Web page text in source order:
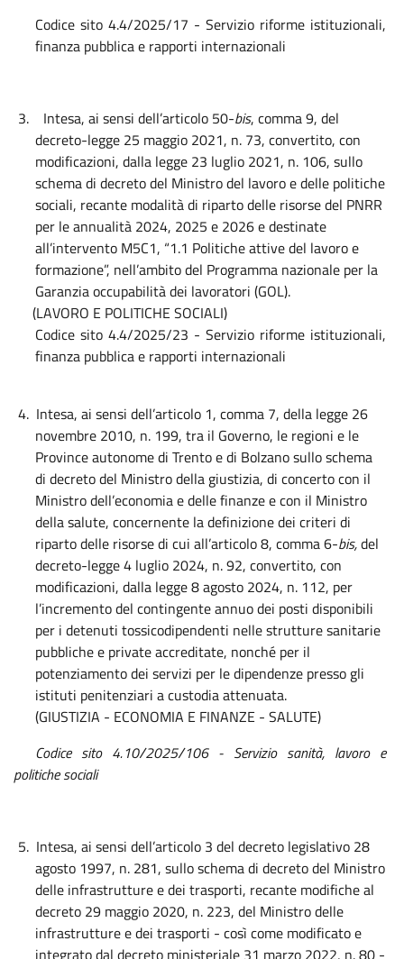
Codice sito 4.4/2025/17 - Servizio riforme istituzionali,
finanza pubblica e rapporti internazionali
3. Intesa, ai sensi dell’articolo 50-bis, comma 9, del
decreto-legge 25 maggio 2021, n. 73, convertito, con
modificazioni, dalla legge 23 luglio 2021, n. 106, sullo
schema di decreto del Ministro del lavoro e delle politiche
sociali, recante modalità di riparto delle risorse del PNRR
per le annualità 2024, 2025 e 2026 e destinate
all’intervento M5C1, “1.1 Politiche attive del lavoro e
formazione”, nell’ambito del Programma nazionale per la
Garanzia occupabilità dei lavoratori (GOL).
(LAVORO E POLITICHE SOCIALI)
Codice sito 4.4/2025/23 - Servizio riforme istituzionali,
finanza pubblica e rapporti internazionali
4. Intesa, ai sensi dell’articolo 1, comma 7, della legge 26
novembre 2010, n. 199, tra il Governo, le regioni e le
Province autonome di Trento e di Bolzano sullo schema
di decreto del Ministro della giustizia, di concerto con il
Ministro dell’economia e delle finanze e con il Ministro
della salute, concernente la definizione dei criteri di
riparto delle risorse di cui all’articolo 8, comma 6-bis,del
decreto-legge 4 luglio 2024, n. 92, convertito, con
modificazioni, dalla legge 8 agosto 2024, n. 112, per
l’incremento del contingente annuo dei posti disponibili
per i detenuti tossicodipendenti nelle strutture sanitarie
pubbliche e private accreditate, nonché per il
potenziamento dei servizi per le dipendenze presso gli
istituti penitenziari a custodia attenuata.
(GIUSTIZIA - ECONOMIA E FINANZE - SALUTE)
Codice sito 4.10/2025/106 - Servizio sanità, lavoro e
politiche sociali
5. Intesa, ai sensi dell’articolo 3 del decreto legislativo 28
agosto 1997, n. 281, sullo schema di decreto del Ministro
delle infrastrutture e dei trasporti, recante modifiche al
decreto 29 maggio 2020, n. 223, del Ministro delle
infrastrutture e dei trasporti - così come modificato e
integrato dal decreto ministeriale 31 marzo 2022, n. 80 -